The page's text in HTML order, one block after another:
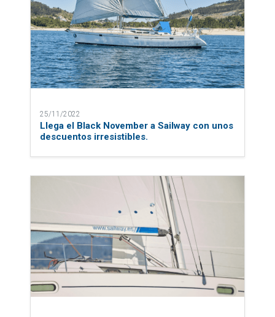
25/11/2022
Llega el Black November a Sailway con unos
descuentos irresistibles.